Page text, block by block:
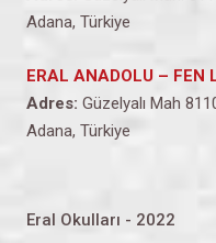
Adana, Türkiye
ERAL ANADOLU – FEN
Adres: Güzelyalı Mah
Adana, Türkiye
Eral Okulları - 2022